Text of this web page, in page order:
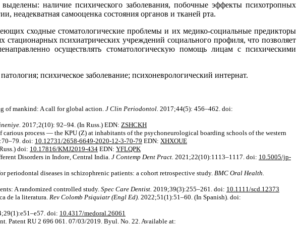
наличие психического заболевания, побочные эффекты психотропных
неадекватная самооценка состояния органов и тканей рта.
сходные стоматологические проблемы и их медико-социальные предикторы
психиатрических учреждений социального профиля, что позволяет
осуществлять стоматологическую помощь лицам с психическими
психическое заболевание; психоневрологический интернат.
of mankind: A call for global action. J Clin Periodontol. 2017;44(5): 456–462. doi:
2017;2(10): 92–94. (In Russ.) EDN: ZSHCKH
process — the KPU (Z) аt inhabitants of the psychoneurological boarding schools of the western
doi: 10.12731/2658-6649-2020-12-3-70-79 EDN: XHXOUE
doi: 10.17816/KMJ2019-434 EDN: YFLQPK
Disorders in Indore, Central India. J Contemp Dent Pract. 2021;22(10):1113–1117. doi: 10.5005/jp-
diseases in schizophrenic patients: a cohort retrospective study. BMC Oral Health.
A randomized controlled study. Spec Care Dentist. 2019;39(3):255–261. doi: 10.1111/scd.12373
de la literatura. Rev Colomb Psiquiatr (Engl Ed). 2022;51(1):51–60. (In Spanish). doi:
doi: 10.4317/medoral.26061
. Patent RU 2 696 061. 07/03/2019. Byul. No. 22. Available at: